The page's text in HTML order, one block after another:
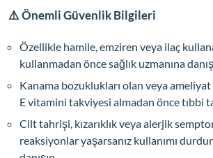
⚠️ Önemli Güvenlik Bilgileri
Özellikle hamile, emziren veya ilaç
kullanmadan önce sağlık uzmanına
Kanama bozuklukları olan veya
E vitamini takviyesi almadan önce tıbbi
Cilt tahrişi, kızarıklık veya alerjik
reaksiyonlar yaşarsanız kullanımı